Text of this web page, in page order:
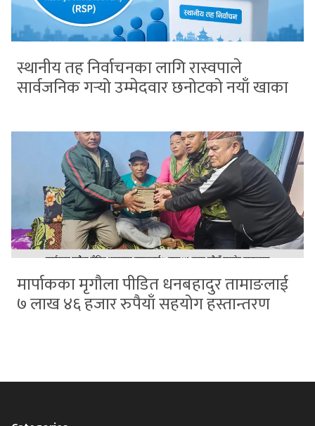
स्थानीय तह निर्वाचनका लागि रास्वपाले
सार्वजनिक गर्‍यो उम्मेदवार छनोटको नयाँ खाका
मार्पाकका मृगौला पीडित धनबहादुर तामाङलाई
७ लाख ४६ हजार रुपैयाँ सहयोग हस्तान्तरण